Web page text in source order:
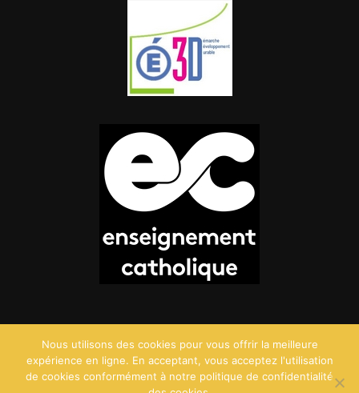
Nous utilisons des cookies pour vous offrir la meilleure
expérience en ligne. En acceptant, vous acceptez l'utilisation
de cookies conformément à notre politique de confidentialité